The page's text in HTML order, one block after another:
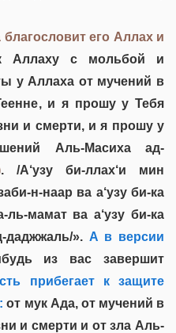
благословит его Аллах и
Аллаху с мольбой и
у Аллаха от мучений в
и я прошу у Тебя
и смерти, и я прошу у
Аль-Масиха ад-
. /А‘узу би-ллах‘и мин
н-наар ва а‘узу би-ка
мамат ва а‘узу би-ка
даджжаль/».А в версии
из вас завершит
прибегает к защите
от мук Ада, от мучений в
и смерти и от зла Аль-